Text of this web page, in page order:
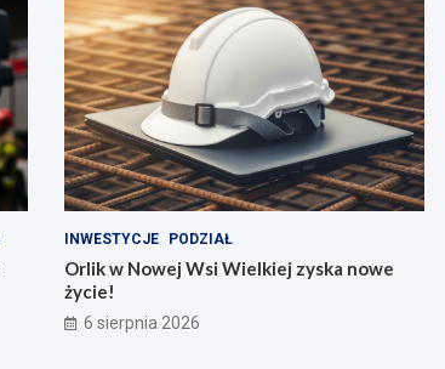
INWESTYCJE PODZIAŁ
Orlik w Nowej Wsi Wielkiej zyska nowe
życie!
6 sierpnia 2026